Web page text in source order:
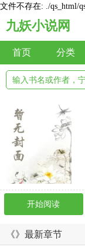
文件不存在: ./qs_html/
九妖小说网
首页 分类
开始阅读
《》最新章节